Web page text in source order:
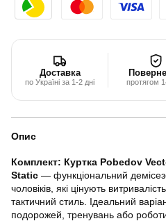
Доставка
по Україні за 1-2 дні протягом
Опис
Комплект: Куртка Pobedov
Static — функціональний
чоловіків, які цінують
тактичний стиль. Ідеальний
подорожей, тренувань або